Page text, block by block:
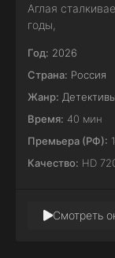
Аглая
годы,
Год: 2026
Страна: Россия
Жанр: Детективы
Время: 40 мин
Премьера (РФ):
Качество: HD
Смотреть